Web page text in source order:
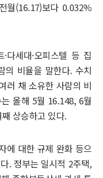
월(16.17)보다 0.032%
다세대·오피스텔 등 집
의 비율을 말한다. 수치
러 채 소유한 사람의 비
올해 5월 16.148, 6월
상승하고 있다.
에 대한 규제 완화 등으
. 정부는 일시적 2주택,